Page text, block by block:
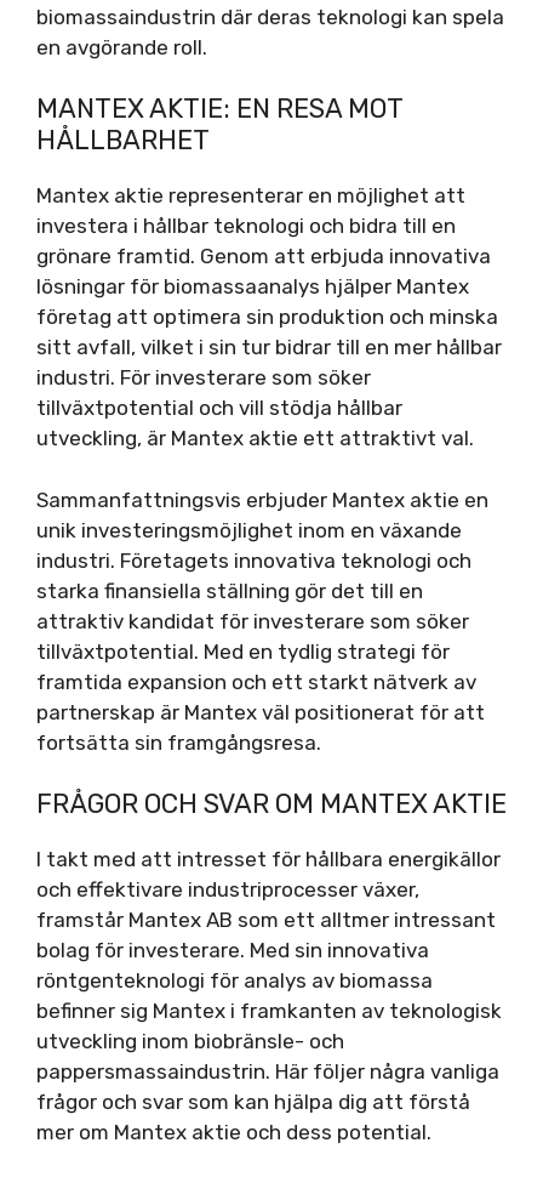
biomassaindustrin där deras teknologi kan spela
en avgörande roll.
MANTEX AKTIE: EN RESA MOT
HÅLLBARHET
Mantex aktie representerar en möjlighet att
investera i hållbar teknologi och bidra till en
grönare framtid. Genom att erbjuda innovativa
lösningar för biomassaanalys hjälper Mantex
företag att optimera sin produktion och minska
sitt avfall, vilket i sin tur bidrar till en mer hållbar
industri. För investerare som söker
tillväxtpotential och vill stödja hållbar
utveckling, är Mantex aktie ett attraktivt val.
Sammanfattningsvis erbjuder Mantex aktie en
unik investeringsmöjlighet inom en växande
industri. Företagets innovativa teknologi och
starka finansiella ställning gör det till en
attraktiv kandidat för investerare som söker
tillväxtpotential. Med en tydlig strategi för
framtida expansion och ett starkt nätverk av
partnerskap är Mantex väl positionerat för att
fortsätta sin framgångsresa.
FRÅGOR OCH SVAR OM MANTEX AKTIE
I takt med att intresset för hållbara energikällor
och effektivare industriprocesser växer,
framstår Mantex AB som ett alltmer intressant
bolag för investerare. Med sin innovativa
röntgenteknologi för analys av biomassa
befinner sig Mantex i framkanten av teknologisk
utveckling inom biobränsle- och
pappersmassaindustrin. Här följer några vanliga
frågor och svar som kan hjälpa dig att förstå
mer om Mantex aktie och dess potential.